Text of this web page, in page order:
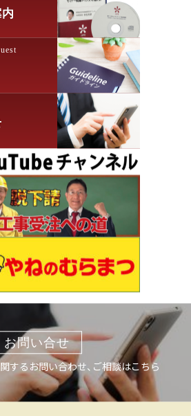
お問い合せ
するお問い合わせ、ご相談はこちら